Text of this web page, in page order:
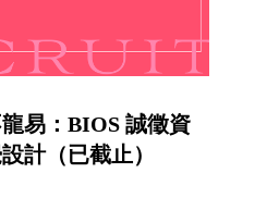
易：BIOS 誠徵資
計（已截止）